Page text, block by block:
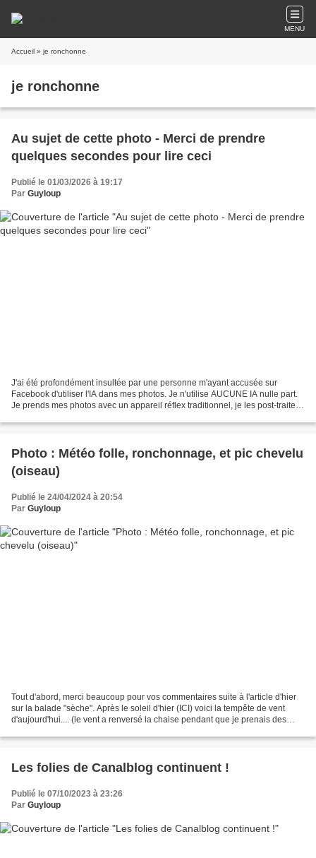
MENU
Accueil » je ronchonne
je ronchonne
Au sujet de cette photo - Merci de prendre
quelques secondes pour lire ceci
Publié le 01/03/2026 à 19:17
Par Guyloup
J'ai été profondément insultée par une personne m'ayant accusée sur
Facebook d'utiliser l'IA dans mes photos. Je n'utilise AUCUNE IA nulle part.
Je prends mes photos avec un appareil réflex traditionnel, je les post-traite
Photo : Météo folle, ronchonnage, et pic chevelu
(oiseau)
Publié le 24/04/2024 à 20:54
Par Guyloup
Tout d'abord, merci beaucoup pour vos commentaires suite à l'article d'hier
sur la balade "sèche". Après le soleil d'hier (ICI) voici la tempête de vent
d'aujourd'hui.... (le vent a renversé la chaise pendant que je prenais des
Les folies de Canalblog continuent !
Publié le 07/10/2023 à 23:26
Par Guyloup